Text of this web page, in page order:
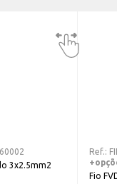
3x2.5mm2
Ref.:
Fio